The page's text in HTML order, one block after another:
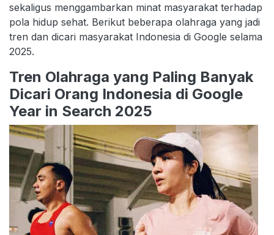
sekaligus menggambarkan minat masyarakat terhadap
pola hidup sehat. Berikut beberapa olahraga yang jadi
tren dan dicari masyarakat Indonesia di Google selama
2025.
Tren Olahraga yang Paling Banyak
Dicari Orang Indonesia di Google
Year in Search 2025